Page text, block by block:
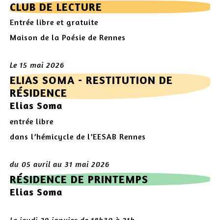
CLUB DE LECTURE
Entrée libre et gratuite
Maison de la Poésie de Rennes
Le 15 mai 2026
ELIAS SOMA - RESTITUTION DE
RÉSIDENCE
Elias Soma
entrée libre
dans l’hémicycle de l’EESAB Rennes
du 05 avril au 31 mai 2026
RÉSIDENCE DE PRINTEMPS
Elias Soma